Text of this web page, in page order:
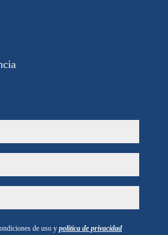
de uso y política de privacidad